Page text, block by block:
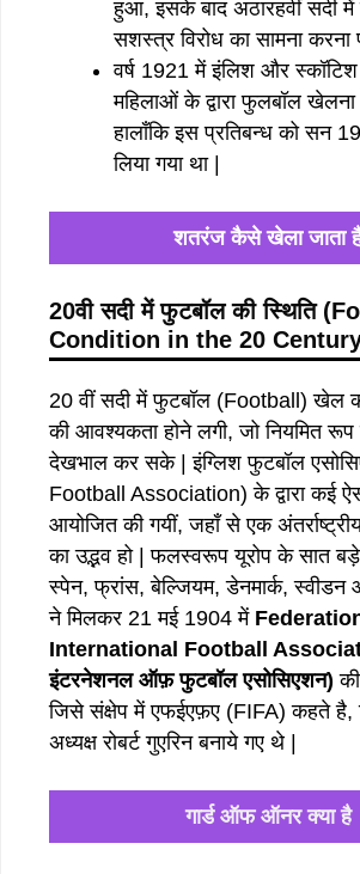
हुआ, इसके बाद अठारहवीं सदी
सशस्त्र विरोध का सामना करना
वर्ष 1921 में इंलिश और
महिलाओं के द्वारा फुलबॉल खेलना
हालाँकि इस प्रतिबन्ध को सन
लिया गया था |
शतरंज कैसे खेला जाता
20वी सदी में फुटबॉल की स्थिति (
Condition in the 20
20 वीं सदी में फुटबॉल (Football) खेल
की आवश्यकता होने लगी, जो नियमित
देखभाल कर सके | इंग्लिश फुटबॉल
Football Association) के द्वारा कई
आयोजित की गयीं, जहाँ से एक
का उद्भव हो | फलस्वरूप यूरोप के सात
स्पेन, फ्रांस, बेल्जियम, डेनमार्क,
ने मिलकर 21 मई 1904 में
International Football
इंटरनेशनल ऑफ़ फुटबॉल एसोसिएशन)
जिसे संक्षेप में एफईएफ़ए (FIFA) कहते
अध्यक्ष रोबर्ट गुएरिन बनाये गए थे |
गार्ड ऑफ ऑनर क्या है